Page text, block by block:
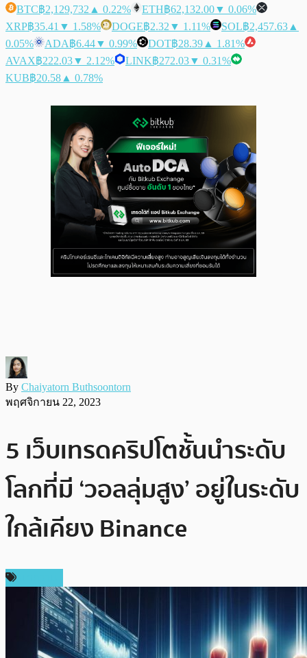
BTC฿2,129,732 ▲ 0.22% ETH฿62,132.00▼ 0.06%
XRP฿35.41 ▼ 1.58% DOGE฿2.32 ▼ 1.11% SOL฿2,457.63 ▲
0.05%
ADA฿6.44▼ 0.99% DOT฿28.39 ▲ 1.81%
AVAX฿222.03▼ 2.12% LINK฿272.03▼ 0.31%
KUB฿20.58 ▲ 0.78%
By Chaiyatorn Buthsoontorn
พฤศจิกายน 22, 2023
5 เว็บเทรดคริปโตชั้นนำระดับ
โลกที่มี ‘วอลลุ่มสูง’ อยู่ในระดับ
ใกล้เคียง Binance